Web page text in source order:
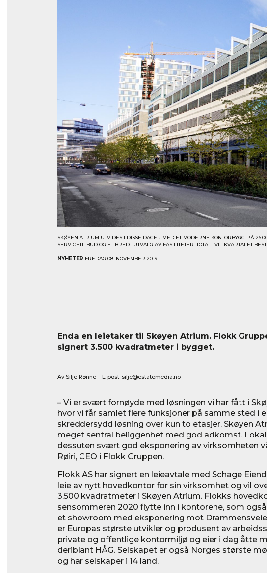
SKØYEN ATRIUM UTVIDES I DISSE DAGER MED ET MODERNE KONTORBYGG PÅ
SERVICETILBUD OG ET BREDT UTVALG AV FASILITETER. TOTALT VIL KVARTALET
NYHETER FREDAG 08. NOVEMBER 2019
Enda en leietaker til Skøyen Atrium. Flokk
signert 3.500 kvadratmeter i bygget.
Av Silje Rønne E-post: silje@estatemedia.no
– Vi er svært fornøyde med løsningen vi har fått i
hvor vi får samlet flere funksjoner på samme sted i
skreddersydd løsning over kun to etasjer. Skøyen
meget sentral beliggenhet med god adkomst.
dessuten svært god eksponering av virksomheten
Røiri, CEO i Flokk Gruppen.
Flokk AS har signert en leieavtale med Schage
leie av nytt hovedkontor for sin virksomhet og vil
3.500 kvadratmeter i Skøyen Atrium. Flokks
sensommeren 2020 flytte inn i kontorene, som
et showroom med eksponering mot
er Europas største utvikler og produsent av
private og offentlige kontormiljø og eier i dag åtte
deriblant HÅG. Selskapet er også Norges største
og har selskaper i 14 land.